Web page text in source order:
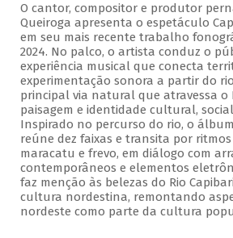
O cantor, compositor e produtor
Queiroga apresenta o espetáculo
em seu mais recente trabalho
2024. No palco, o artista conduz o
experiência musical que conecta
experimentação sonora a partir do
principal via natural que atravessa o
paisagem e identidade cultural,
Inspirado no percurso do rio, o
reúne dez faixas e transita por
maracatu e frevo, em diálogo com
contemporâneos e elementos
faz menção às belezas do Rio
cultura nordestina, remontando
nordeste como parte da cultura